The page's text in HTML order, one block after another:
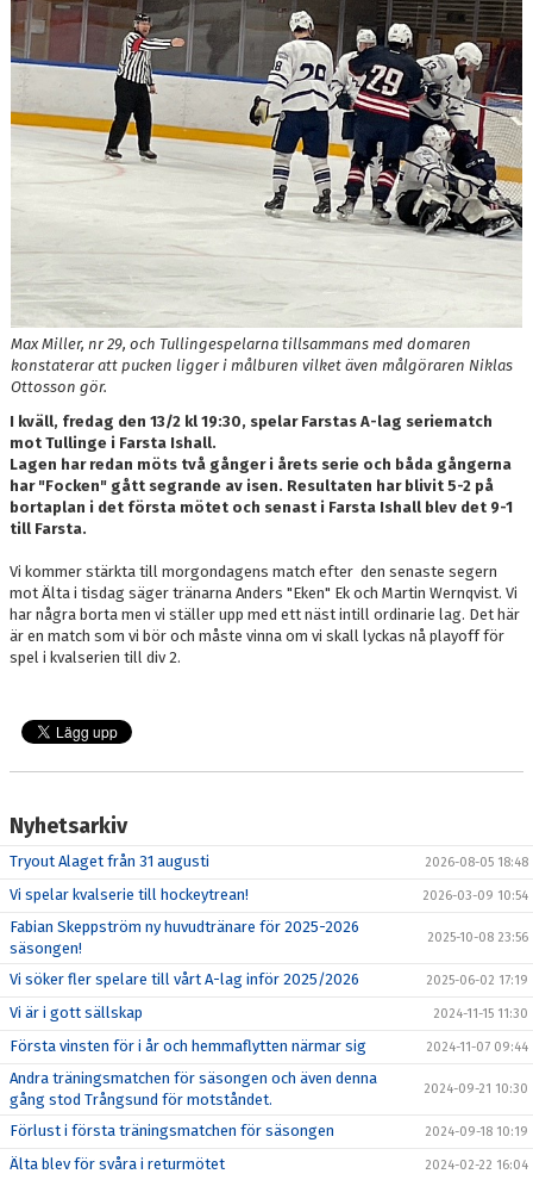
Max Miller, nr 29, och Tullingespelarna tillsammans med domaren
konstaterar att pucken ligger i målburen vilket även målgöraren Niklas
Ottosson gör.
I kväll, fredag den 13/2 kl 19:30, spelar Farstas A-lag seriematch
mot Tullinge i Farsta Ishall.
Lagen har redan möts två gånger i årets serie och båda gångerna
har "Focken" gått segrande av isen. Resultaten har blivit 5-2 på
bortaplan i det första mötet och senast i Farsta Ishall blev det 9-1
till Farsta.
Vi kommer stärkta till morgondagens match efter den senaste segern
mot Älta i tisdag säger tränarna Anders "Eken" Ek och Martin Wernqvist. Vi
har några borta men vi ställer upp med ett näst intill ordinarie lag. Det här
är en match som vi bör och måste vinna om vi skall lyckas nå playoff för
spel i kvalserien till div 2.
Nyhetsarkiv
Tryout Alaget från 31 augusti 2026-08-05 18:48
Vi spelar kvalserie till hockeytrean! 2026-03-09 10:54
Fabian Skeppström ny huvudtränare för 2025-2026
säsongen!
2025-10-08 23:56
Vi söker fler spelare till vårt A-lag inför 2025/2026 2025-06-02 17:19
Vi är i gott sällskap 2024-11-15 11:30
Första vinsten för i år och hemmaflytten närmar sig 2024-11-07 09:44
Andra träningsmatchen för säsongen och även denna
gång stod Trångsund för motståndet.
2024-09-21 10:30
Förlust i första träningsmatchen för säsongen 2024-09-18 10:19
Älta blev för svåra i returmötet 2024-02-22 16:04